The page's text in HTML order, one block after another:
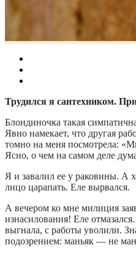
Трудился я сантехником.
Блондиночка такая
Явно намекает, что другая
томно на меня посмотрела:
Ясно, о чем на самом деле
Я и завалил ее у раковины. А
лицо царапать. Еле вырвался.
А вечером ко мне милиция
изнасилования! Еле
выгнала, с работы уволили.
подозрением: маньяк — не